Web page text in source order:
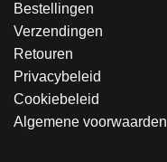
Bestellingen
Verzendingen
Retouren
Privacybeleid
Cookiebeleid
Algemene voorwaarden